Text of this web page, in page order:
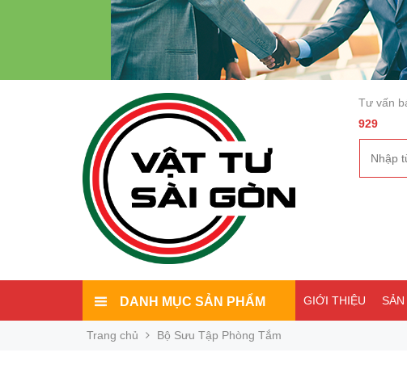
Tư vấn
929
DANH MỤC SẢN PHẨM GIỚI THIỆU SẢN
Trang chủ Bộ Sưu Tập Phòng Tắm